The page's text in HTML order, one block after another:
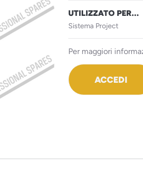
UTILIZZATO PER...
Sistema Project
Per maggiori
ACCEDI